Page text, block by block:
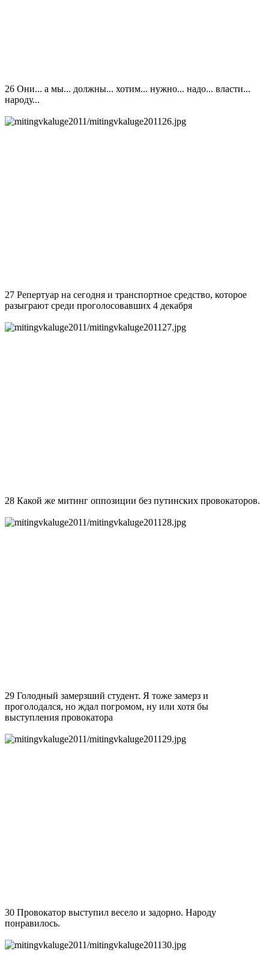
26 Они... а мы... должны... хотим... нужно... надо... власти...
народу...
27 Репертуар на сегодня и транспортное средство, которое
разыграют среди проголосовавших 4 декабря
28 Какой же митинг оппозиции без путинских провокаторов.
29 Голодный замерзший студент. Я тоже замерз и
проголодался, но ждал погромом, ну или хотя бы
выступления провокатора
30 Провокатор выступил весело и задорно. Народу
понравилось.